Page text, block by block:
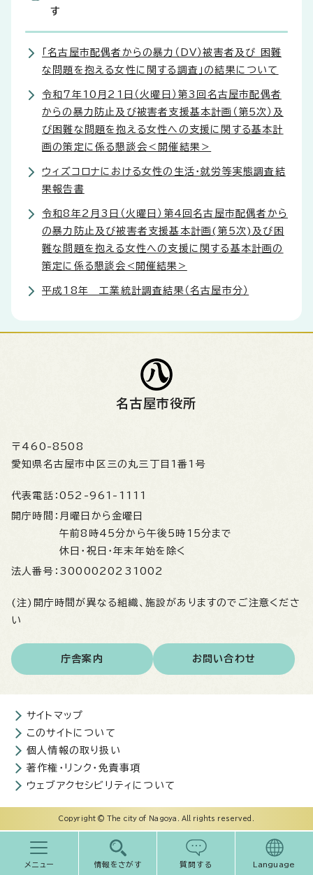
メニュー 情報をさがす 質問する Language
す
「名古屋市配偶者からの暴力（DV）被害者及び 困難
な問題を抱える女性に関する調査」の結果について
令和7年10月21日（火曜日）第3回名古屋市配偶者
からの暴力防止及び被害者支援基本計画（第5次）及
び困難な問題を抱える女性への支援に関する基本計
画の策定に係る懇談会＜開催結果＞
ウィズコロナにおける女性の生活・就労等実態調査結
果報告書
令和8年2月3日（火曜日）第4回名古屋市配偶者から
の暴力防止及び被害者支援基本計画(第5次)及び困
難な問題を抱える女性への支援に関する基本計画の
策定に係る懇談会<開催結果>
平成18年 工業統計調査結果（名古屋市分）
名古屋市役所
〒460-8508
愛知県名古屋市中区三の丸三丁目1番1号
代表電話： 052-961-1111
開庁時間： 月曜日から金曜日
午前8時45分から午後5時15分まで
休日・祝日・年末年始を除く
法人番号： 3000020231002
(注)開庁時間が異なる組織、施設がありますのでご注意くださ
い
庁舎案内 お問い合わせ
サイトマップ
このサイトについて
個人情報の取り扱い
著作権・リンク・免責事項
ウェブアクセシビリティについて
Copyright © The city of Nagoya. All rights reserved.